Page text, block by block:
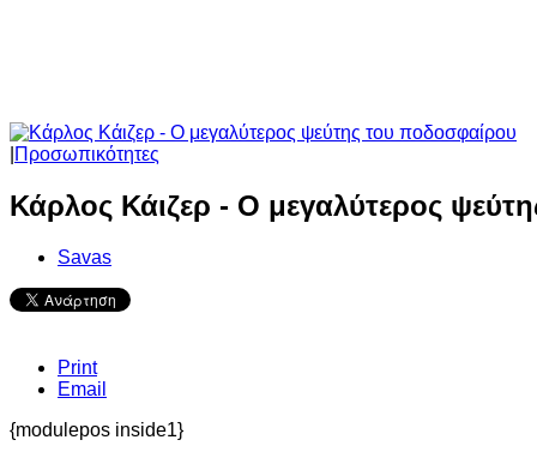
Προσωπικότητες
Κάρλος Κάιζερ - Ο μεγαλύτερος
Savas
Print
Email
{modulepos inside1}